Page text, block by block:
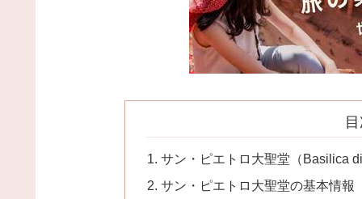
サン・ピエトロ大聖堂（Basilica
サン・ピエトロ大聖堂の基本情報